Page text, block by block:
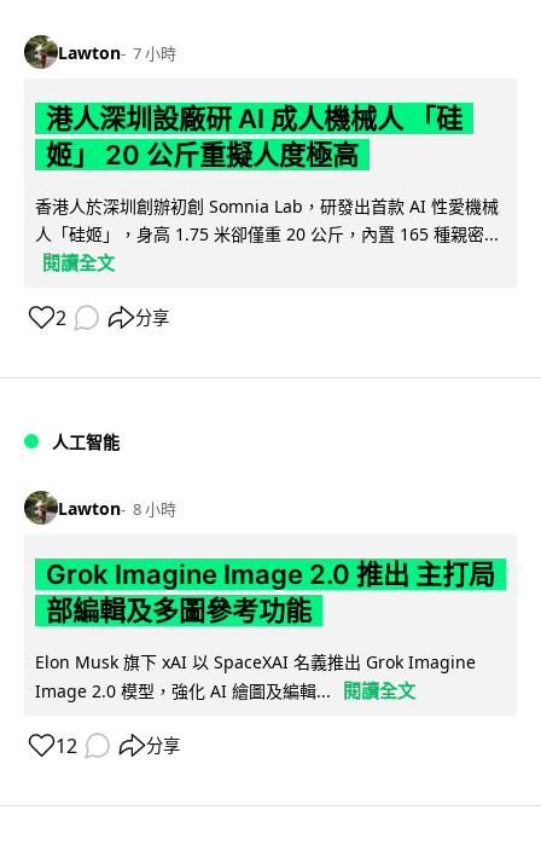
Lawton 7 小時
港人深圳設廠研 AI 成人機械人 「硅
姬」 20 公斤重擬人度極高
香港人於深圳創辦初創 Somnia Lab，研發出首款 AI 性愛機械
人「硅姬」，身高 1.75 米卻僅重 20 公斤，內置 165 種親密...
閱讀全文
2 分享
人工智能
Lawton 8 小時
Grok Imagine Image 2.0 推出 主打局
部編輯及多圖參考功能
Elon Musk 旗下 xAI 以 SpaceXAI 名義推出 Grok Imagine
Image 2.0 模型，強化 AI 繪圖及編輯...
閱讀全文
12 分享